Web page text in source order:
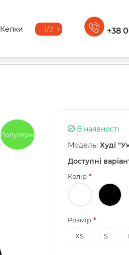
Кепки 1/2 +38
Популярный
В наявності
Модель: Худі
Доступні
Колір
Розмір
XS
S